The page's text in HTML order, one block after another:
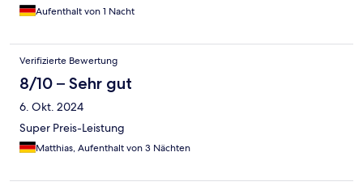
Aufenthalt von 1 Nacht
Verifizierte Bewertung
8/10 – Sehr gut
6. Okt. 2024
Super Preis-Leistung
Matthias, Aufenthalt von 3 Nächten